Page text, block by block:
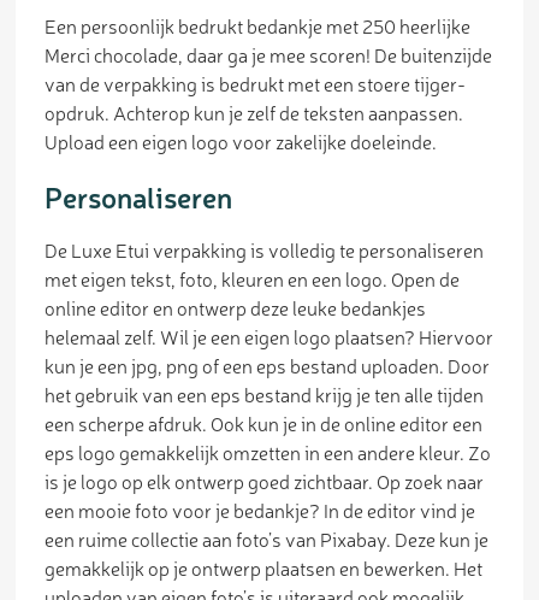
Een persoonlijk bedrukt bedankje met 250 heerlijke
Merci chocolade, daar ga je mee scoren! De buitenzijde
van de verpakking is bedrukt met een stoere tijger-
opdruk. Achterop kun je zelf de teksten aanpassen.
Upload een eigen logo voor zakelijke doeleinde.
Personaliseren
De Luxe Etui verpakking is volledig te personaliseren
met eigen tekst, foto, kleuren en een logo. Open de
online editor en ontwerp deze leuke bedankjes
helemaal zelf. Wil je een eigen logo plaatsen? Hiervoor
kun je een jpg, png of een eps bestand uploaden. Door
het gebruik van een eps bestand krijg je ten alle tijden
een scherpe afdruk. Ook kun je in de online editor een
eps logo gemakkelijk omzetten in een andere kleur. Zo
is je logo op elk ontwerp goed zichtbaar. Op zoek naar
een mooie foto voor je bedankje? In de editor vind je
een ruime collectie aan foto’s van Pixabay. Deze kun je
gemakkelijk op je ontwerp plaatsen en bewerken. Het